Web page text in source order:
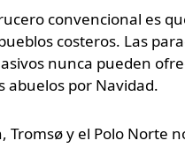
convencional es
costeros. Las
nunca pueden
abuelos por Navidad.
Tromsø y el Polo Norte